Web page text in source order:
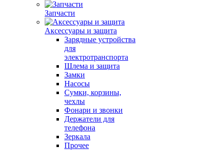
Запчасти
Аксессуары и защита
Зарядные устройства
для
электротранспорта
Шлема и защита
Замки
Насосы
Сумки, корзины,
чехлы
Фонари и звонки
Держатели для
телефона
Зеркала
Прочее